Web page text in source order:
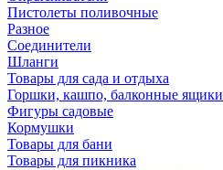
Пистолеты поливочные
Разное
Соединители
Шланги
Товары для сада и отдыха
Горшки, кашпо, балконные ящики
Фигуры садовые
Кормушки
Товары для бани
Товары для пикника